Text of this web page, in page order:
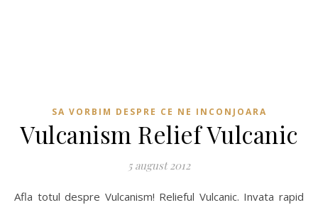
SA VORBIM DESPRE CE NE INCONJOARA
Vulcanism Relief Vulcanic
5 august 2012
Afla totul despre Vulcanism! Relieful Vulcanic. Invata rapid